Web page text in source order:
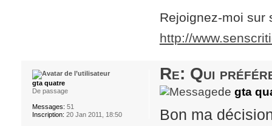
Rejoignez-moi sur
http://
Re: Qui
de gta
Bon ma
gta quatre
De passage
Messages: 51
Inscription: 20 Jan 2011, 18:50